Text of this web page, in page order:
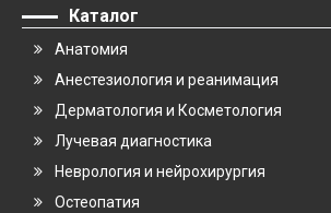
Каталог
Анатомия
Анестезиология и реанимация
Дерматология и Косметология
Лучевая диагностика
Неврология и нейрохирургия
Остеопатия